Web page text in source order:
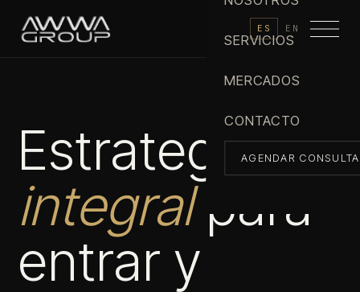
SERVICIOS
MERCADOS
CONTACTO
AGENDAR CONSULTA
ES EN
Estrategia
integralpara
entrar y